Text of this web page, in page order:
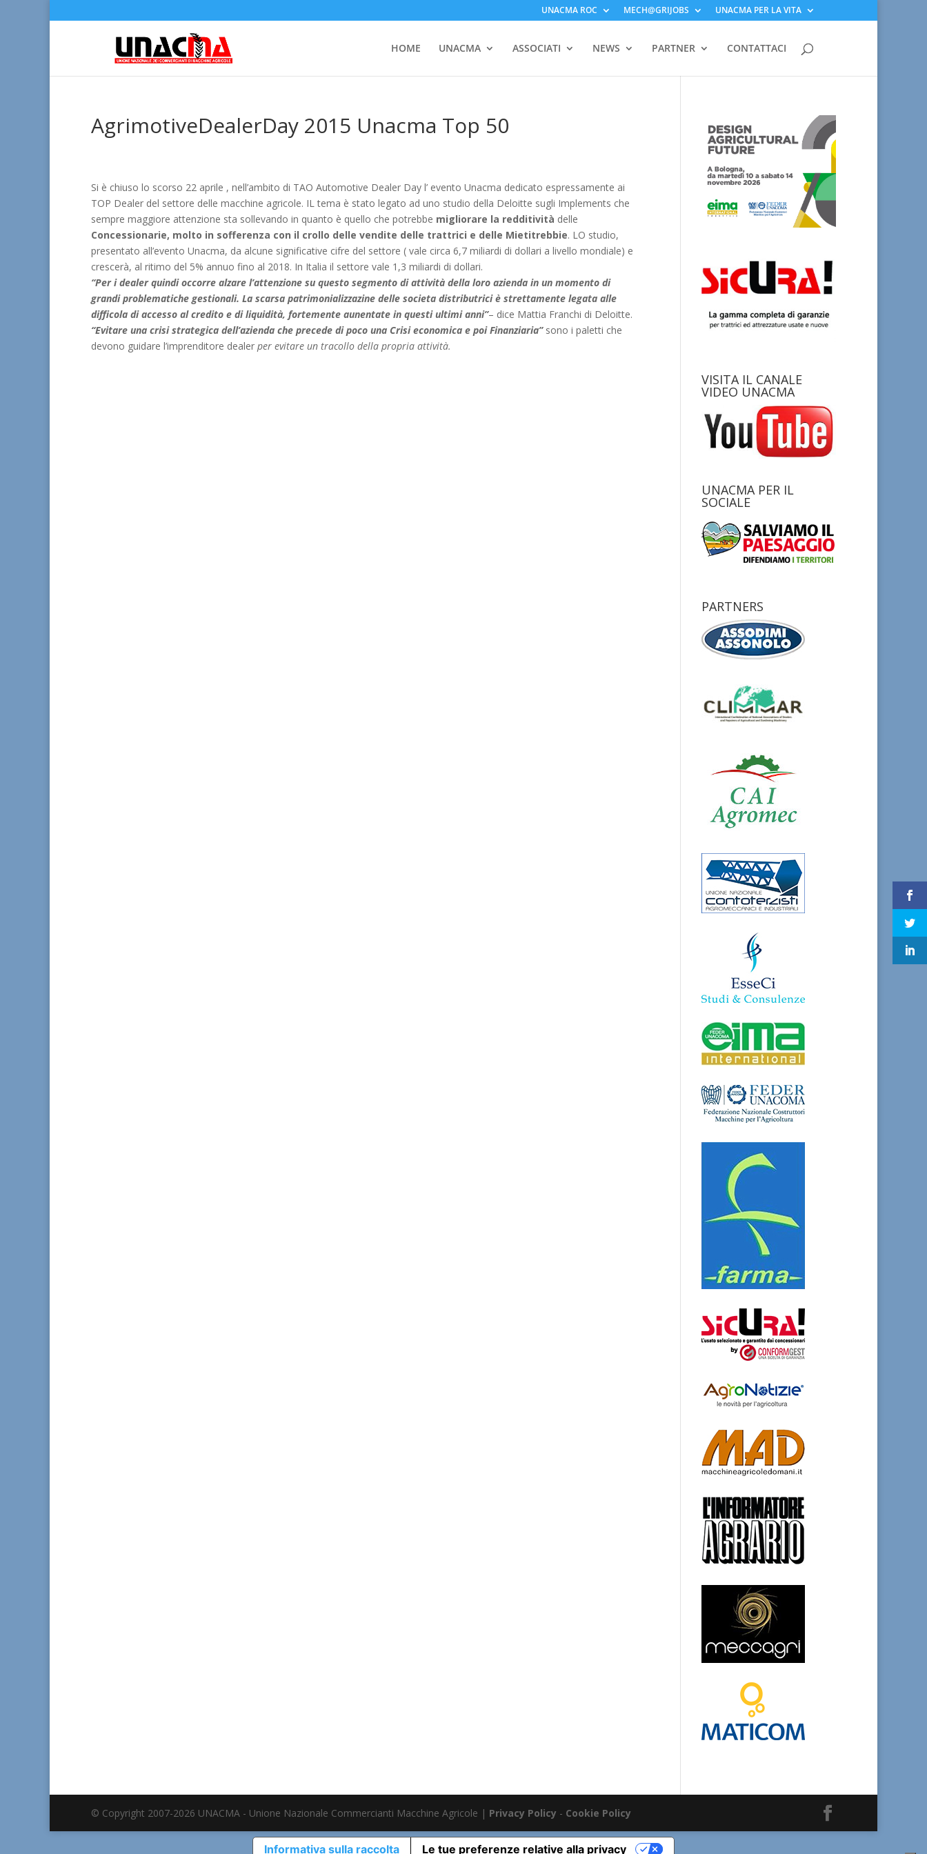
UNACMA ROC MECH@GRIJOBS UNACMA PER LA VITA
HOME UNACMA ASSOCIATI NEWS PARTNER CONTATTACI
AgrimotiveDealerDay 2015 Unacma Top 50
Si è chiuso lo scorso 22 aprile , nell’ambito di TAO Automotive Dealer Day l’ evento Unacma dedicato espressamente ai
TOP Dealer del settore delle macchine agricole. IL tema è stato legato ad uno studio della Deloitte sugli Implements che
sempre maggiore attenzione sta sollevando in quanto è quello che potrebbe migliorare la redditività delle
Concessionarie, molto in sofferenza con il crollo delle vendite delle trattrici e delle Mietitrebbie. LO studio,
presentato all’evento Unacma, da alcune significative cifre del settore ( vale circa 6,7 miliardi di dollari a livello mondiale) e
crescerà, al ritimo del 5% annuo fino al 2018. In Italia il settore vale 1,3 miliardi di dollari.
“Per i dealer quindi occorre alzare l’attenzione su questo segmento di attività della loro azienda in un momento di
grandi problematiche gestionali. La scarsa patrimonializzazine delle societa distributrici è strettamente legata alle
difficola di accesso al credito e di liquidità, fortemente aunentate in questi ultimi anni”– dice Mattia Franchi di Deloitte.
“Evitare una crisi strategica dell’azienda che precede di poco una Crisi economica e poi Finanziaria” sono i paletti che
devono guidare l’imprenditore dealer per evitare un tracollo della propria attività.
VISITA IL CANALE
VIDEO UNACMA
UNACMA PER IL
SOCIALE
PARTNERS
© Copyright 2007-2026 UNACMA - Unione Nazionale Commercianti Macchine Agricole | Privacy Policy - Cookie Policy
Informativa sulla raccolta Le tue preferenze relative alla privacy